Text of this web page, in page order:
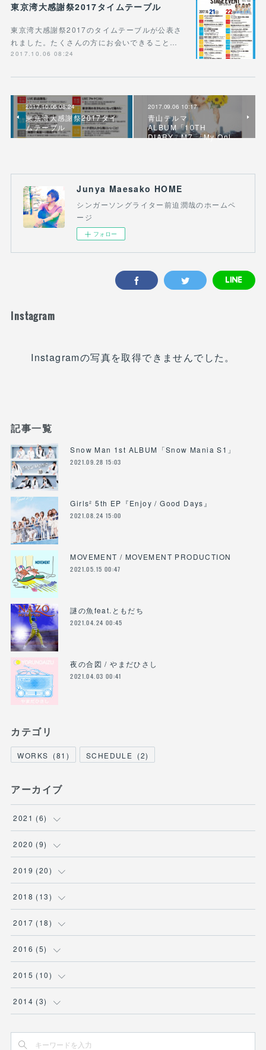
東京湾大感謝祭2017タイムテーブル
東京湾大感謝祭2017のタイムテーブルが公表さ
れました。たくさんの方にお会いできること…
2017.10.06 08:24
2017.10.06 08:24
東京湾大感謝祭2017タイ
ムテーブル
2017.09.06 10:17
青山テルマ
ALBUM「10TH
DIARY」M7.「My Onl…
Junya Maesako HOME
シンガーソングライター前迫潤哉のホームペ
ージ
フォロー
Instagram
Instagramの写真を取得できませんでした。
記事一覧
Snow Man 1st ALBUM「Snow Mania S1」
2021.09.28 15:03
Girls² 5th EP『Enjoy / Good Days』
2021.08.24 15:00
MOVEMENT / MOVEMENT PRODUCTION
2021.05.15 00:47
謎の魚feat.ともだち
2021.04.24 00:45
夜の合図 / やまだひさし
2021.04.03 00:41
カテゴリ
WORKS (81 ) SCHEDULE (2)
アーカイブ
2021 (6)
(1
(1)
(1)
( 2 )
2020 (9)
(1)
(1)
(3)
(1
2019 (20)
(3)
(1)
(3
( 6 )
(1)
2018 (13)
(3)
(2
(1)
(1
(1)
2017 (18)
(2
(1)
(2
2016 (5)
(1)
(2
2015 (10)
(2
2014 (3)